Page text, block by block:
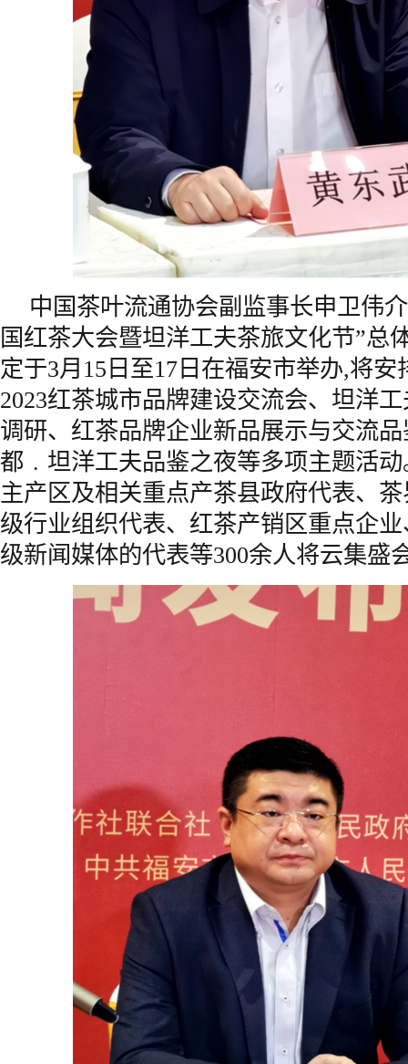
中国茶叶流通协会副监事长申卫伟
国红茶大会暨坦洋工夫茶旅文化节”总
定于3月15日至17日在福安市举办,将
2023红茶城市品牌建设交流会、坦洋
调研、红茶品牌企业新品展示与交流
都﹒坦洋工夫品鉴之夜等多项主题活
主产区及相关重点产茶县政府代表、
级行业组织代表、红茶产销区重点企
级新闻媒体的代表等300余人将云集盛